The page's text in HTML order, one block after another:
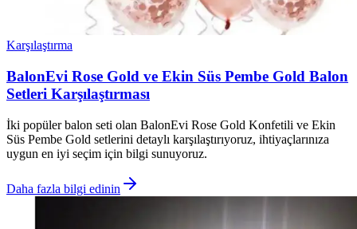
Karşılaştırma
BalonEvi Rose Gold ve Ekin Süs Pembe Gold Balon
Setleri Karşılaştırması
İki popüler balon seti olan BalonEvi Rose Gold Konfetili ve Ekin
Süs Pembe Gold setlerini detaylı karşılaştırıyoruz, ihtiyaçlarınıza
uygun en iyi seçim için bilgi sunuyoruz.
Daha fazla bilgi edinin